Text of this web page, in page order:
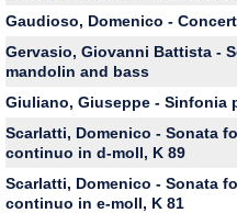
Gaudioso, Domenico -
Gervasio, Giovanni Battista -
mandolin and bass
Giuliano, Giuseppe - Sinfonia
Scarlatti, Domenico - Sonata
continuo in d-moll, K 89
Scarlatti, Domenico - Sonata
continuo in e-moll, K 81